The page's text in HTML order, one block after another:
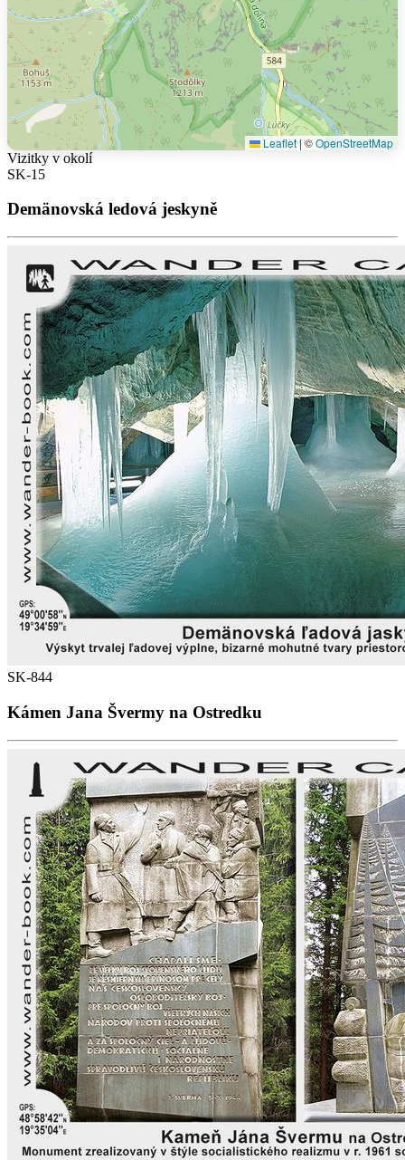
Leaflet|©OpenStreetMap
Vizitky v okolí
SK-15
Demänovská ledová jeskyně
SK-844
Kámen Jana Švermy na Ostredku